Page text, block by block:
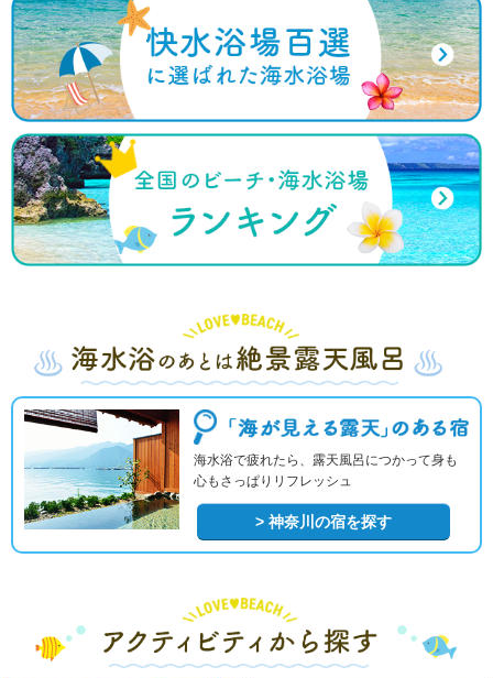
海水浴で疲れたら、露天風呂につかって身も
心もさっぱりリフレッシュ
> 神奈川の宿を探す